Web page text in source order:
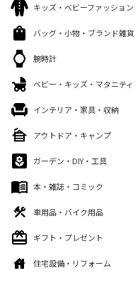
キッズ・ベビーファッション
バッグ・小物・ブランド雑貨
腕時計
ベビー・キッズ・マタニティ
インテリア・家具・収納
アウトドア・キャンプ
ガーデン・DIY・工具
本・雑誌・コミック
車用品・バイク用品
ギフト・プレゼント
住宅設備・リフォーム